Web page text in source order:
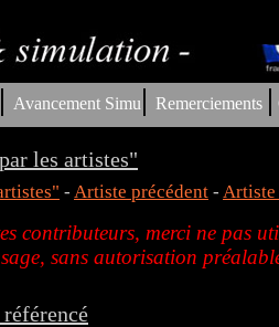
| Avancement Simu| Remerciements |
les artistes"
- Artiste précédent - Artiste
contributeurs, merci ne pas
sans autorisation